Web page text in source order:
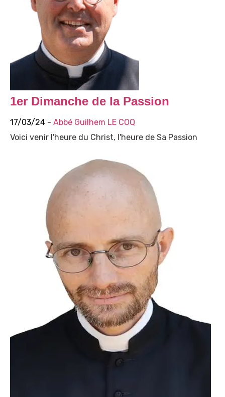
1er Dimanche de la Passion
17/03/24 - Abbé Guilhem LE COQ
Voici venir l'heure du Christ, l'heure de Sa Passion